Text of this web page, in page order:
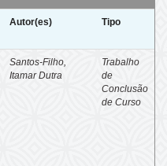
Autor(es) Tipo
Santos-Filho,
Itamar Dutra
Trabalho
de
Conclusão
de Curso